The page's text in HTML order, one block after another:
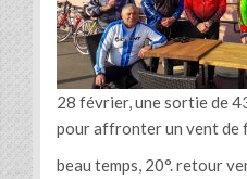
28 février, une sortie de
pour affronter un vent de
beau temps, 20°. retour